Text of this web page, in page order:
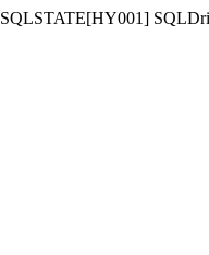
SQLSTATE[HY001]